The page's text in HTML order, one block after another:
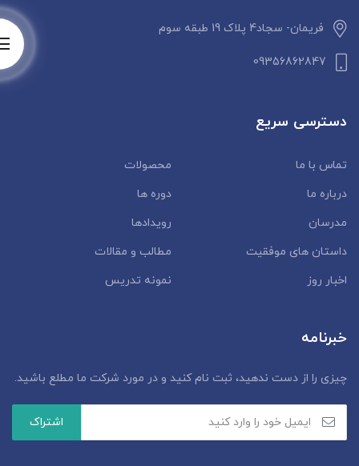
فریمان- سجاد4 پلاک 19 طبقه سوم
09356862847
دسترسی سریع
تماس با ما
محصولات
درباره ما
دوره ها
مدرسان
رویدادها
داستان‌ های موفقیت
مطالب و مقالات
اخبار روز
نمونه تدریس
خبرنامه
چیزی را از دست ندهید، ثبت نام کنید و در مورد شرکت ما مطلع باشید.